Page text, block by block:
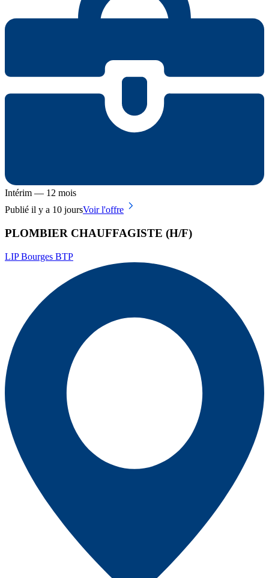
Intérim — 12 mois
Publié il y a 10 joursVoir l'offre
PLOMBIER CHAUFFAGISTE (H/F)
LIP Bourges BTP